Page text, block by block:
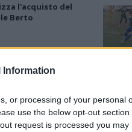
Information
or processing of your personal
use the below opt-out section
request is processed you may
l'acquisto del
Berto
dalla
centrale